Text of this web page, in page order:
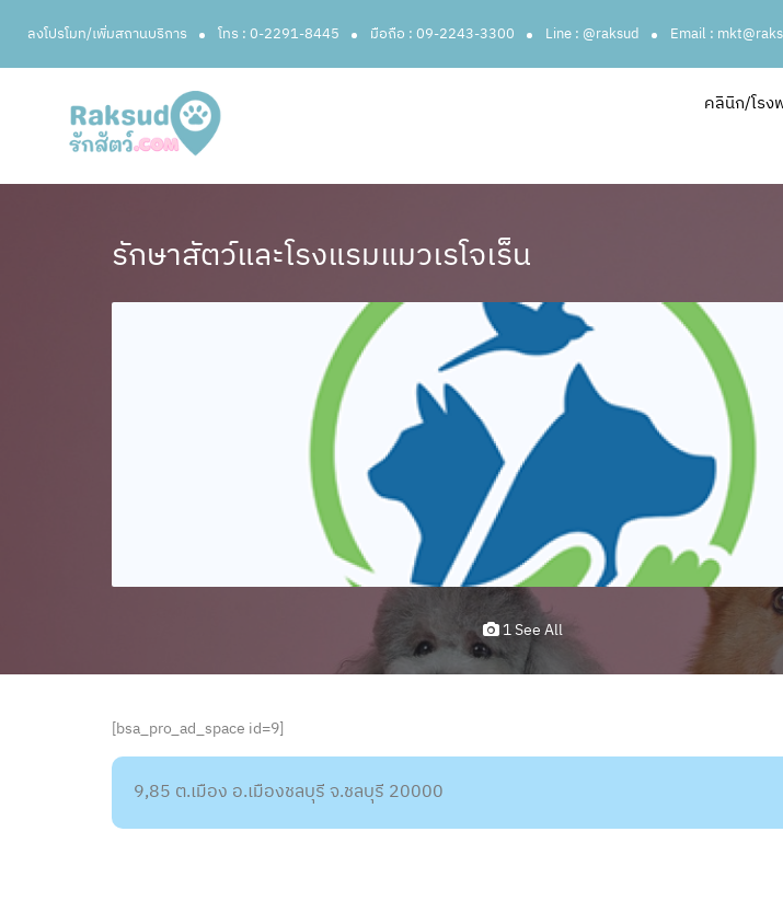
ลงโปรโมท/เพิ่มสถานบริการ โทร : 0-2291-8445 มือถือ : 09-2243-3300 Line : @raksud Email :
คลินิก/โรง
รักษาสัตว์และโรงแรมแมวเรโจเร็น
1 See All
[bsa_pro_ad_space id=9]
9,85 ต.เมือง อ.เมืองชลบุรี จ.ชลบุรี 20000